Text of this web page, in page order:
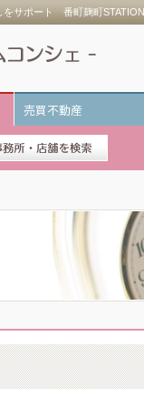
サポート 番町麹町
売買不動産